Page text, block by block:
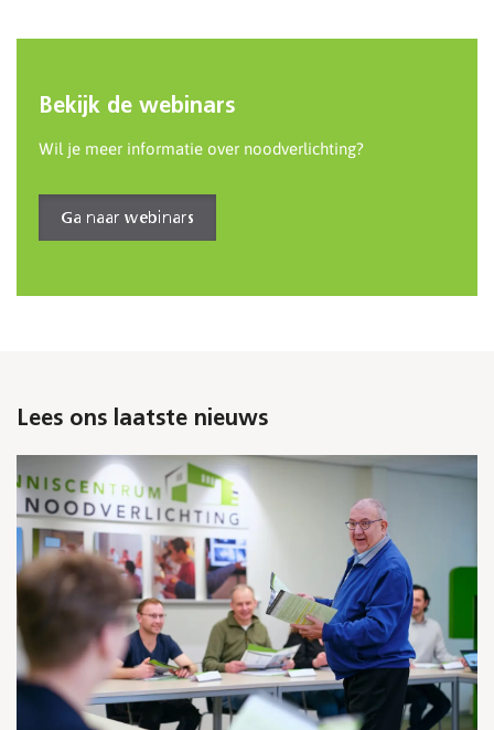
Bekijk de webinars
Wil je meer informatie over noodverlichting?
Ga naar webinars
Lees ons laatste nieuws